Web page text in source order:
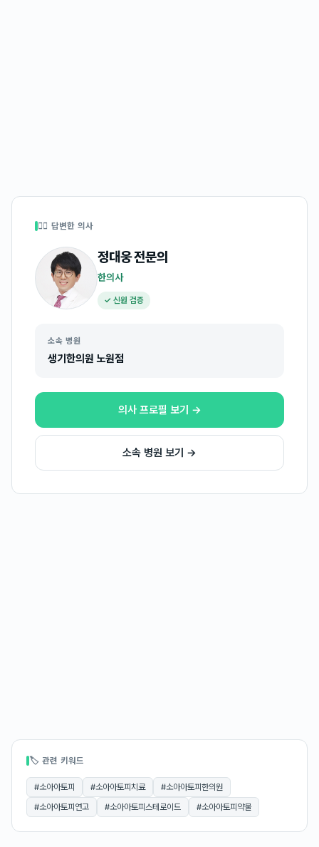
👩‍⚕️ 답변한 의사
정대웅전문의
한의사
✓ 신원 검증
소속 병원
생기한의원 노원점
의사 프로필 보기 →
소속 병원 보기 →
🏷 관련 키워드
#소아아토피 #소아아토피치료 #소아아토피한의원
#소아아토피연고 #소아아토피스테로이드 #소아아토피약물